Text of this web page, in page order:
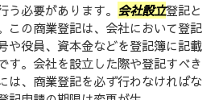
う必要があります。 会社設立登記と
この商業登記は、会社において登記
や役員、資本金などを登記簿に記載
す。会社を設立した際や登記すべき
は、商業登記を必ず行わなければな